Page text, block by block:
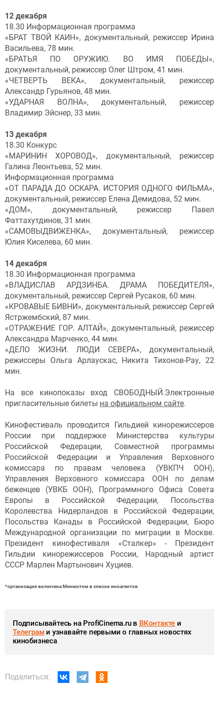
12 декабря
18.30 Информационная программа
«БРАТ ТВОЙ КАИН», документальный, режиссер Ирина
Васильева, 78 мин.
«БРАТЬЯ ПО ОРУЖИЮ. ВО ИМЯ ПОБЕДЫ»,
документальный, режиссер Олег Штром, 41 мин.
«ЧЕТВЕРТЬ ВЕКА», документальный, режиссер
Александр Гурьянов, 48 мин.
«УДАРНАЯ ВОЛНА», документальный, режиссер
Владимир Эйснер, 33 мин.
13 декабря
18.30 Конкурс
«МАРИНИН ХОРОВОД», документальный, режиссер
Галина Леонтьева, 52 мин.
Информационная программа
«ОТ ПАРАДА ДО ОСКАРА. ИСТОРИЯ ОДНОГО ФИЛЬМА»,
документальный, режиссер Елена Демидова, 52 мин.
«ДОМ», документальный, режиссер Павел
Фаттахутдинов, 31 мин.
«САМОВЫДВИЖЕНКА», документальный, режиссер
Юлия Киселева, 60 мин.
14 декабря
18.30 Информационная программа
«ВЛАДИСЛАВ АРДЗИНБА. ДРАМА ПОБЕДИТЕЛЯ»,
документальный, режиссер Сергей Русаков, 60 мин.
«КРОВАВЫЕ БИВНИ», документальный, режиссер Сергей
Ястржембский, 87 мин.
«ОТРАЖЕНИЕ ГОР. АЛТАЙ», документальный, режиссер
Александра Марченко, 44 мин.
«ДЕЛО ЖИЗНИ. ЛЮДИ СЕВЕРА», документальный,
режиссеры Ольга Арлаускас, Никита Тихонов-Рау, 22
мин.
На все кинопоказы вход СВОБОДНЫЙ.Электронные
пригласительные билеты на официальном сайте.
Кинофестиваль проводится Гильдией кинорежиссеров
России при поддержке Министерства культуры
Российской Федерации, Совместной программы
Российской Федерации и Управления Верховного
комиссара по правам человека (УВКПЧ ООН),
Управления Верховного комиссара ООН по делам
беженцев (УВКБ ООН), Программного Офиса Совета
Европы в Российской Федерации, Посольства
Королевства Нидерландов в Российской Федерации,
Посольства Канады в Российской Федерации, Бюро
Международной организации по миграции в Москве.
Президент кинофестиваля «Сталкер» - Президент
Гильдии кинорежиссеров России, Народный артист
СССР Марлен Мартынович Хуциев.
*организация включена Минюстом в список иноагентов
Подписывайтесь на ProfiCinema.ru в ВКонтакте и
Телеграми узнавайте первыми о главных новостях
кинобизнеса
Поделиться: